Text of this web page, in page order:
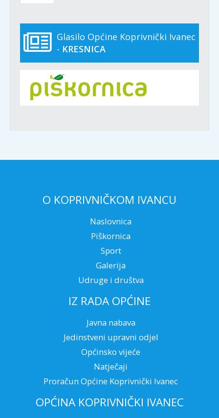
Glasilo Općine Koprivnički Ivanec
- KRESNICA
O KOPRIVNIČKOM IVANCU
Naslovnica
Piškornica
Sport
Galerija
Udruge i društva
IZ RADA OPĆINE
Javna nabava
Jedinstveni upravni odjel
Općinsko vijeće
Natječaji
Proračun Općine Koprivnički Ivanec
OPĆINA KOPRIVNIČKI IVANEC